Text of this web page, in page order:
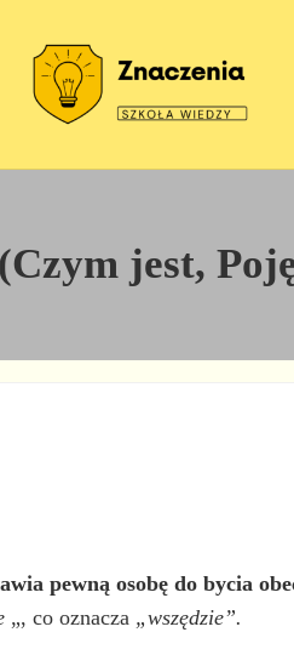
jest,
pewną osobę do bycia
„, co oznacza „wszędzie”.